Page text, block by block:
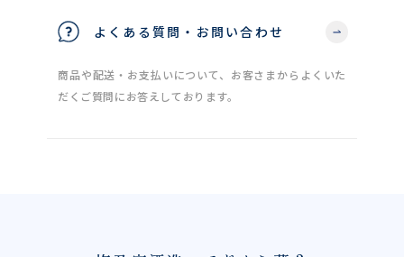
よくある質問・お問い合わせ
商品や配送・お支払いについて、お客さまからよくいた
だくご質問にお答えしております。